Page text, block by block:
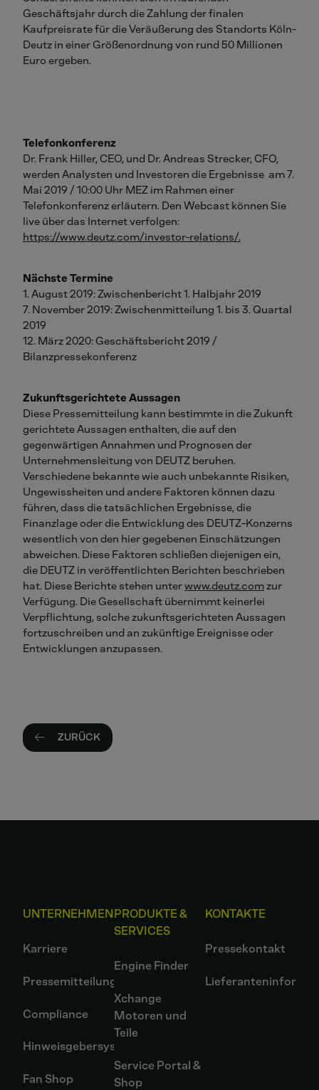
Geschäftsjahr durch die Zahlung der finalen
Kaufpreisrate für die Veräußerung des Standorts Köln-
Deutz in einer Größenordnung von rund 50 Millionen
Euro ergeben.
Telefonkonferenz
Dr. Frank Hiller, CEO, und Dr. Andreas Strecker, CFO,
werden Analysten und Investoren die Ergebnisse am 7.
Mai 2019 / 10:00 Uhr MEZ im Rahmen einer
Telefonkonferenz erläutern. Den Webcast können Sie
live über das Internet verfolgen:
https://www.deutz.com/investor-relations/.
Nächste Termine
1. August 2019: Zwischenbericht 1. Halbjahr 2019
7. November 2019: Zwischenmitteilung 1. bis 3. Quartal
2019
12. März 2020: Geschäftsbericht 2019 /
Bilanzpressekonferenz
Zukunftsgerichtete Aussagen
Diese Pressemitteilung kann bestimmte in die Zukunft
gerichtete Aussagen enthalten, die auf den
gegenwärtigen Annahmen und Prognosen der
Unternehmensleitung von DEUTZ beruhen.
Verschiedene bekannte wie auch unbekannte Risiken,
Ungewissheiten und andere Faktoren können dazu
führen, dass die tatsächlichen Ergebnisse, die
Finanzlage oder die Entwicklung des DEUTZ-Konzerns
wesentlich von den hier gegebenen Einschätzungen
abweichen. Diese Faktoren schließen diejenigen ein,
die DEUTZ in veröffentlichten Berichten beschrieben
hat. Diese Berichte stehen unterwww.deutz.comzur
Verfügung. Die Gesellschaft übernimmt keinerlei
Verpflichtung, solche zukunftsgerichteten Aussagen
fortzuschreiben und an zukünftige Ereignisse oder
Entwicklungen anzupassen.
ZURÜCK
UNTERNEHMEN
Karriere
Pressemitteilungen
Compliance
Hinweisgebersystem
Fan Shop
PRODUKTE &
SERVICES
Engine Finder
Xchange
Motoren und
Teile
Service Portal &
Shop
KONTAKTE
Pressekontakt